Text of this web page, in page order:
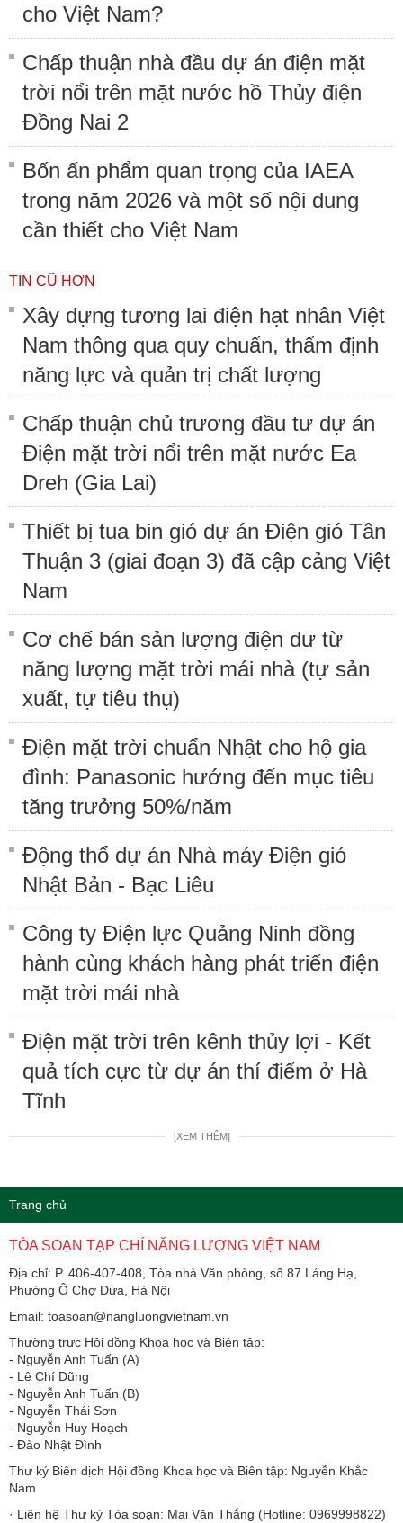
cho Việt Nam?
Chấp thuận nhà đầu dự án điện mặt
trời nổi trên mặt nước hồ Thủy điện
Đồng Nai 2
Bốn ấn phẩm quan trọng của IAEA
trong năm 2026 và một số nội dung
cần thiết cho Việt Nam
TIN CŨ HƠN
Xây dựng tương lai điện hạt nhân Việt
Nam thông qua quy chuẩn, thẩm định
năng lực và quản trị chất lượng
Chấp thuận chủ trương đầu tư dự án
Điện mặt trời nổi trên mặt nước Ea
Dreh (Gia Lai)
Thiết bị tua bin gió dự án Điện gió Tân
Thuận 3 (giai đoạn 3) đã cập cảng Việt
Nam
Cơ chế bán sản lượng điện dư từ
năng lượng mặt trời mái nhà (tự sản
xuất, tự tiêu thụ)
Điện mặt trời chuẩn Nhật cho hộ gia
đình: Panasonic hướng đến mục tiêu
tăng trưởng 50%/năm
Động thổ dự án Nhà máy Điện gió
Nhật Bản - Bạc Liêu
Công ty Điện lực Quảng Ninh đồng
hành cùng khách hàng phát triển điện
mặt trời mái nhà
Điện mặt trời trên kênh thủy lợi - Kết
quả tích cực từ dự án thí điểm ở Hà
Tĩnh
[XEM THÊM]
Trang chủ
TÒA SOẠN TẠP CHÍ NĂNG LƯỢNG VIỆT NAM
Địa chỉ: P. 406-407-408, Tòa nhà Văn phòng, số 87 Láng Hạ,
Phường Ô Chợ Dừa, Hà Nội
Email: toasoan@nangluongvietnam.vn
Thường trực Hội đồng Khoa học và Biên tập:
​​​​​​- Nguyễn Anh Tuấn (A)
- Lê Chí Dũng
- Nguyễn Anh Tuấn (B)
- Nguyễn Thái Sơn
- Nguyễn Huy Hoạch
- Đào Nhật Đình
Thư ký Biên dịch Hội đồng Khoa học và Biên tập: Nguyễn Khắc
Nam
· Liên hệ Thư ký Tòa soạn: Mai Văn Thắng (Hotline: 0969998822)